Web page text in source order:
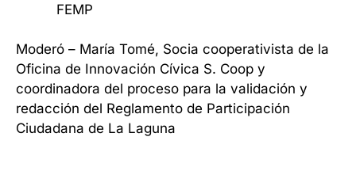
FEMP
Moderó – María Tomé, Socia cooperativista de la
Oficina de Innovación Cívica S. Coop y
coordinadora del proceso para la validación y
redacción del Reglamento de Participación
Ciudadana de La Laguna